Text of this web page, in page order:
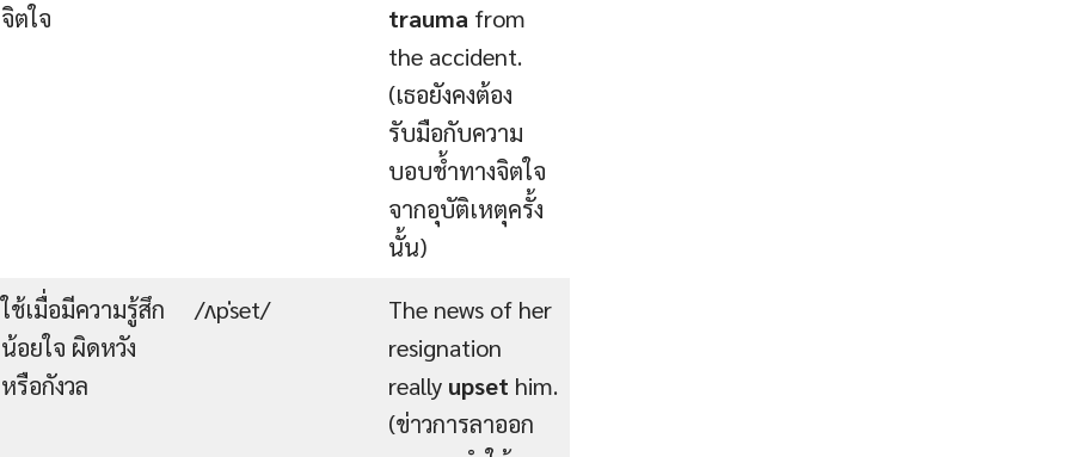
จิตใจ
trauma from
the accident.
(เธอยังคงต้อง
รับมือกับความ
บอบช้ำทางจิตใจ
จากอุบัติเหตุครั้ง
นั้น)
ใช้เมื่อมีความรู้สึก
น้อยใจ ผิดหวัง
หรือกังวล
/ʌpˈset/
The news of her
resignation
really upset him.
(ข่าวการลาออก